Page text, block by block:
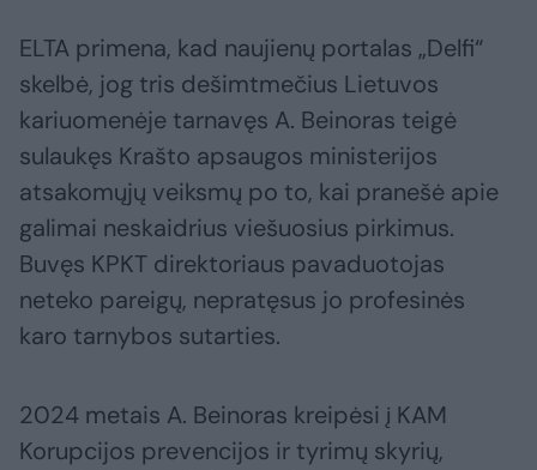
ELTA primena, kad naujienų portalas „Delfi“
skelbė, jog tris dešimtmečius Lietuvos
kariuomenėje tarnavęs A. Beinoras teigė
sulaukęs Krašto apsaugos ministerijos
atsakomųjų veiksmų po to, kai pranešė apie
galimai neskaidrius viešuosius pirkimus.
Buvęs KPKT direktoriaus pavaduotojas
neteko pareigų, nepratęsus jo profesinės
karo tarnybos sutarties.
2024 metais A. Beinoras kreipėsi į KAM
Korupcijos prevencijos ir tyrimų skyrių,